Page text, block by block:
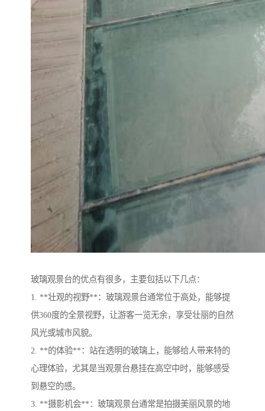
玻璃观景台的优点有很多，主要包括以下几点：
1. **壮观的视野**：玻璃观景台通常位于高处，能够提
供360度的全景视野，让游客一览无余，享受壮丽的自然
风光或城市风貌。
2. **的体验**：站在透明的玻璃上，能够给人带来特的
心理体验，尤其是当观景台悬挂在高空中时，能够感受
到悬空的感。
3. **摄影机会**：玻璃观景台通常是拍摄美丽风景的地